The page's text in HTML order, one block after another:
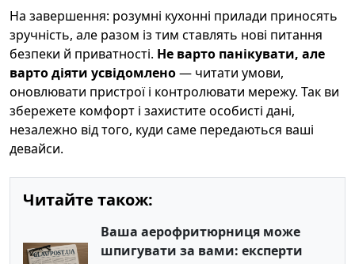
На завершення: розумні кухонні прилади приносять
зручність, але разом із тим ставлять нові питання
безпеки й приватності. Не варто панікувати, але
варто діяти усвідомлено— читати умови,
оновлювати пристрої і контролювати мережу. Так ви
збережете комфорт і захистите особисті дані,
незалежно від того, куди саме передаються ваші
девайси.
Читайте також:
Ваша аерофритюрниця може
шпигувати за вами: експерти